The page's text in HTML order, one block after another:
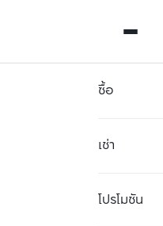
ซื้อ
เช่า
โปรโมชัน